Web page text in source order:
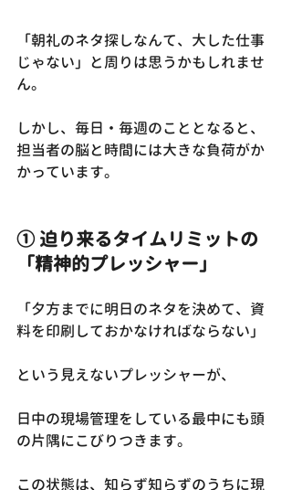
「朝礼のネタ探しなんて、大した仕事
じゃない」と周りは思うかもしれませ
ん。
しかし、毎日・毎週のこととなると、
担当者の脳と時間には大きな負荷がか
かっています。
① 迫り来るタイムリミットの
「精神的プレッシャー」
「夕方までに明日のネタを決めて、資
料を印刷しておかなければならない」
という見えないプレッシャーが、
日中の現場管理をしている最中にも頭
の片隅にこびりつきます。
この状態は、知らず知らずのうちに現